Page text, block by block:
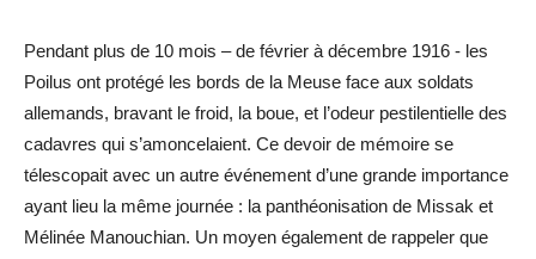
Pendant plus de 10 mois – de février à décembre 1916 - les
Poilus ont protégé les bords de la Meuse face aux soldats
allemands, bravant le froid, la boue, et l’odeur pestilentielle des
cadavres qui s’amoncelaient. Ce devoir de mémoire se
télescopait avec un autre événement d’une grande importance
ayant lieu la même journée : la panthéonisation de Missak et
Mélinée Manouchian. Un moyen également de rappeler que